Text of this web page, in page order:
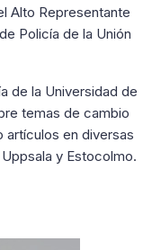
Alto Representante
Policía de la Unión
de la Universidad de
temas de cambio
artículos en diversas
y Estocolmo.